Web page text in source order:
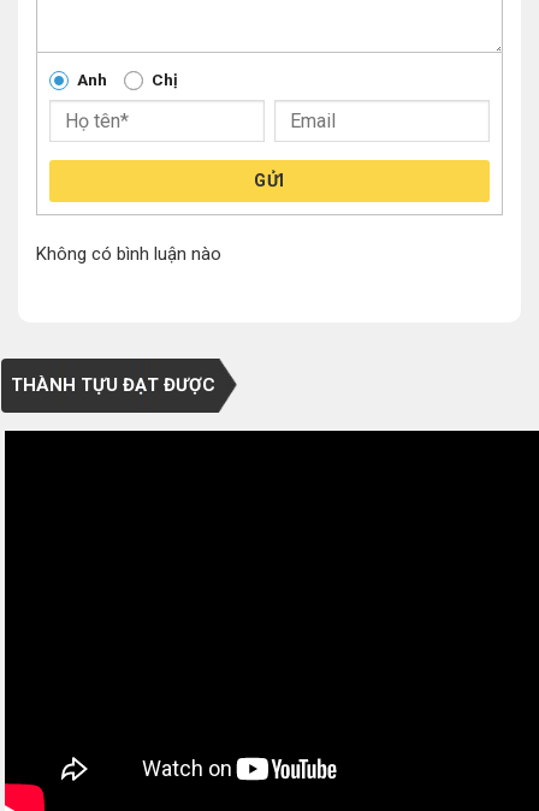
Anh Chị
GỬI
Không có bình luận nào
THÀNH TỰU ĐẠT ĐƯỢC
(0 Reviews)